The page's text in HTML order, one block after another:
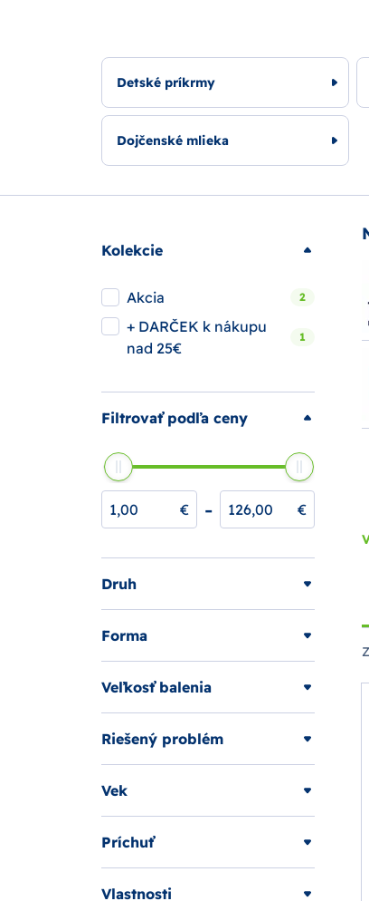
Detské príkrmy
Dojčenské mlieka
Kolekcie
Akcia 2
+ DARČEK k nákupu
nad 25€
1
Filtrovať podľa ceny
€ - €
Druh
Forma
Veľkosť balenia
Riešený problém
Vek
Príchuť
Vlastnosti